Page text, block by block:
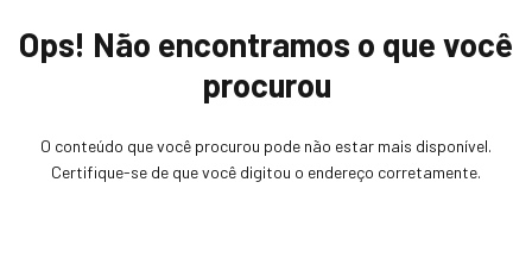
Ops! Não encontramos o que você
procurou
O conteúdo que você procurou pode não estar mais disponível.
Certifique-se de que você digitou o endereço corretamente.